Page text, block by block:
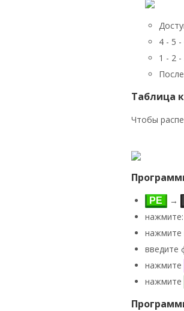
4 - 5
1 - 2
Таблица
Чтобы
РЕ →
нажмите:
нажмите
введите
нажмите
нажмите